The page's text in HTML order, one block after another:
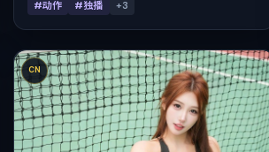
钟，节奏张弛有度。
#动作 #独播 +3
CN